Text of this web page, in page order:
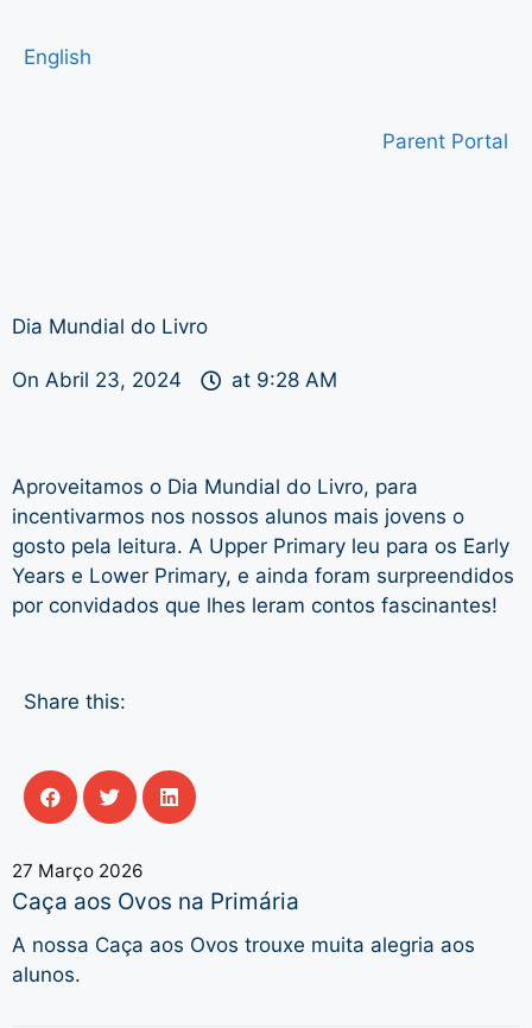
English
Parent Portal
Dia Mundial do Livro
On Abril 23, 2024 at 9:28 AM
Aproveitamos o Dia Mundial do Livro, para
incentivarmos nos nossos alunos mais jovens o
gosto pela leitura. A Upper Primary leu para os Early
Years e Lower Primary, e ainda foram surpreendidos
por convidados que lhes leram contos fascinantes!
Share this:
27 Março 2026
Caça aos Ovos na Primária
A nossa Caça aos Ovos trouxe muita alegria aos
alunos.